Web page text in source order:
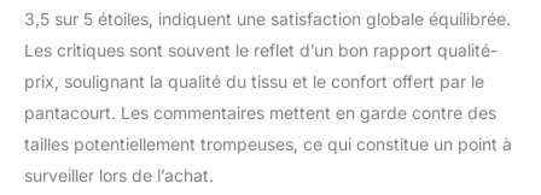
3,5 sur 5 étoiles, indiquent une satisfaction globale équilibrée.
Les critiques sont souvent le reflet d’un bon rapport qualité-
prix, soulignant la qualité du tissu et le confort offert par le
pantacourt. Les commentaires mettent en garde contre des
tailles potentiellement trompeuses, ce qui constitue un point à
surveiller lors de l’achat.